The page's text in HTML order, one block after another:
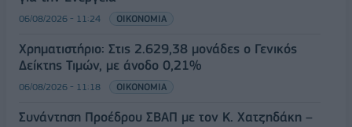
06/08/2026 - 11:24 ΟΙΚΟΝΟΜΙΑ
Χρηματιστήριο: Στις 2.629,38 μονάδες ο Γενικός
Δείκτης Τιμών, με άνοδο 0,21%
06/08/2026 - 11:18 ΟΙΚΟΝΟΜΙΑ
Συνάντηση Προέδρου ΣΒΑΠ με τον Κ. Χατζηδάκη –